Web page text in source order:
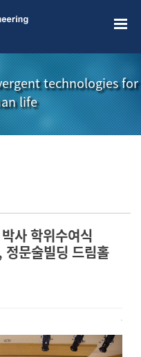
technologies for
life
사 학위수여식
문술빌딩 드림홀